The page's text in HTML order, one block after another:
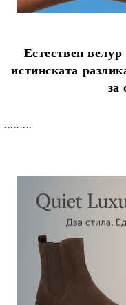
Естествен
истинската
за